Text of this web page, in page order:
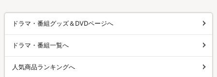
ドラマ・番組グッズ＆DVDページへ
ドラマ・番組一覧へ
人気商品ランキングへ